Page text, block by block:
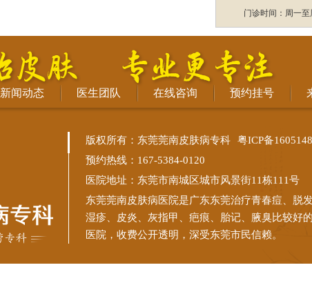
门诊时间：周一至
新闻动态 医生团队 在线咨询 预约挂号
版权所有：东莞莞南皮肤病专科
粤ICP备
预约热线：167-5384-0120
医院地址：东莞市南城区城市风景街11栋111号
东莞莞南皮肤病医院是广东东莞治疗青春痘、脱
湿疹、皮炎、灰指甲、疤痕、胎记、腋臭比较好
医院，收费公开透明，深受东莞市民信赖。